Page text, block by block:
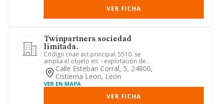
VER FICHA
Twinpartners sociedad
limitada.
Código cnae act.principal: 5510. se
amplia el objeto en: - explotación de
todo tipo de negocios de ...
Calle Esteban Corral, 5, 24800,
Cistierna Leon, Leon
VER EN MAPA
VER FICHA